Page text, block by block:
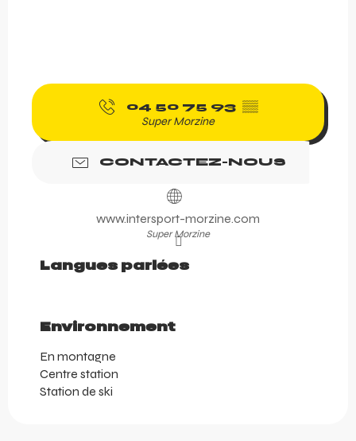
04 50 75 93 ▒▒
Super Morzine
CONTACTEZ-NOUS
www.intersport-morzine.com
Super Morzine
Langues parlées
Langues parlées
Environnement
Environnement
En montagne
Centre station
Station de ski